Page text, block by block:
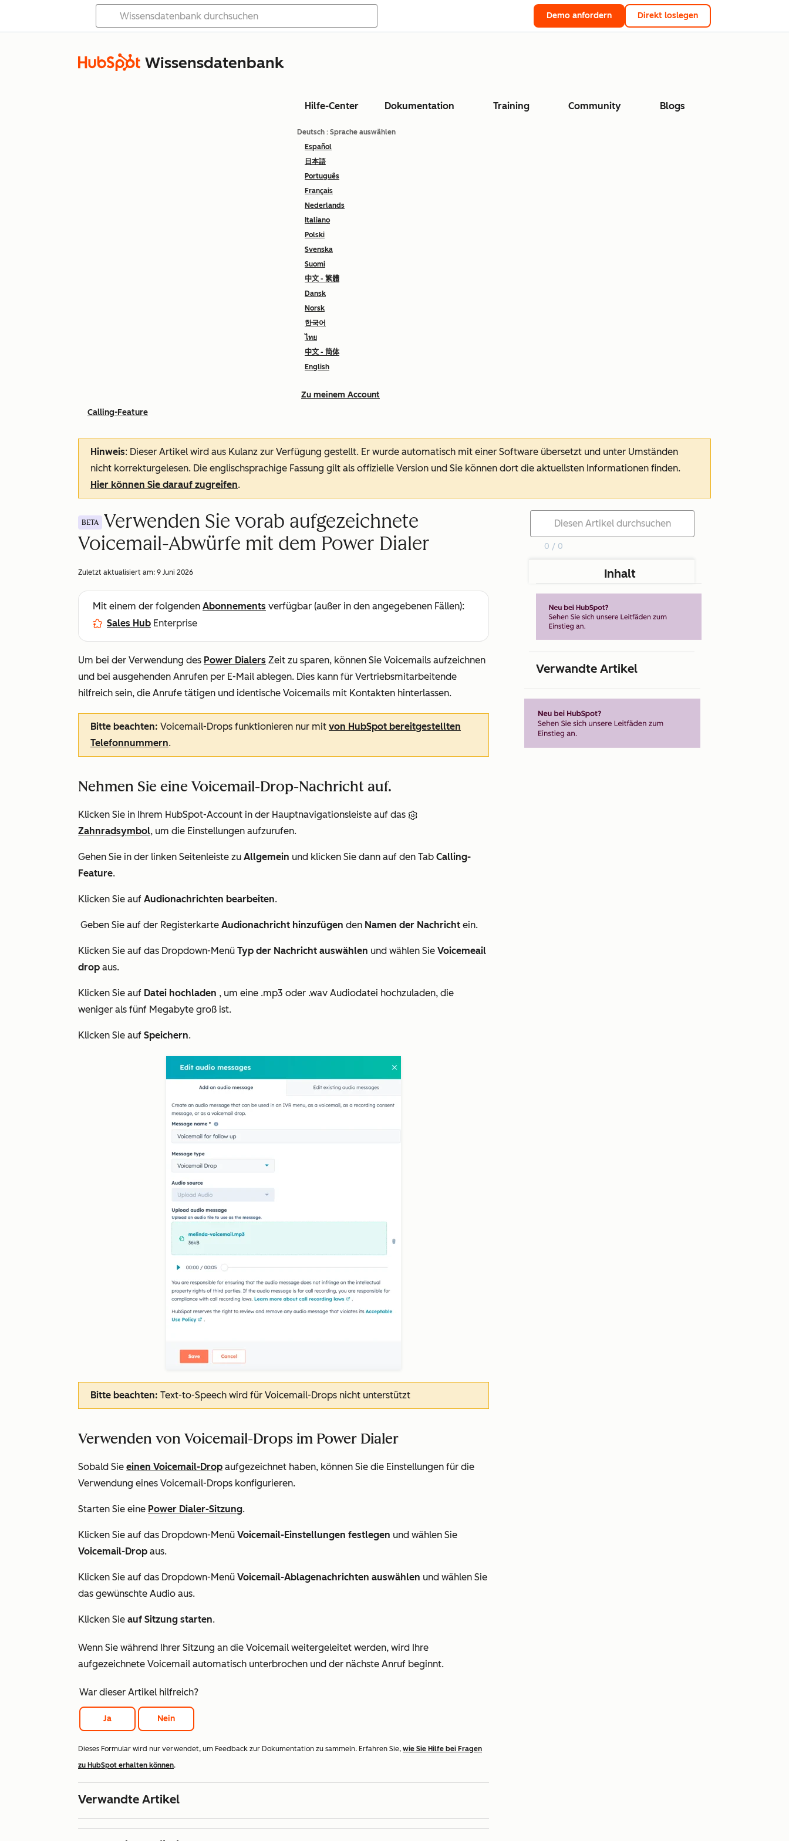
Demo anfordern Direkt loslegen
Wissensdatenbank
Hilfe-Center Dokumentation Training Community Blogs
Deutsch : Sprache auswählen
Español
日本語
Português
Français
Nederlands
Italiano
Polski
Svenska
Suomi
中文 - 繁體
Dansk
Norsk
한국어
ไทย
中文 - 简体
English
Zu meinem Account
Calling-Feature
Hinweis: Dieser Artikel wird aus Kulanz zur Verfügung gestellt. Er wurde automatisch mit einer Software übersetzt und unter Umständen
nicht korrekturgelesen. Die englischsprachige Fassung gilt als offizielle Version und Sie können dort die aktuellsten Informationen finden.
Hier können Sie darauf zugreifen.
BETA
Verwenden Sie vorab aufgezeichnete
Voicemail-Abwürfe mit dem Power Dialer
Zuletzt aktualisiert am: 9 Juni 2026
Mit einem der folgenden Abonnements verfügbar (außer in den angegebenen Fällen):
Sales Hub Enterprise
Um bei der Verwendung des Power Dialers Zeit zu sparen, können Sie Voicemails aufzeichnen
und bei ausgehenden Anrufen per E-Mail ablegen. Dies kann für Vertriebsmitarbeitende
hilfreich sein, die Anrufe tätigen und identische Voicemails mit Kontakten hinterlassen.
Bitte beachten: Voicemail-Drops funktionieren nur mit von HubSpot bereitgestellten
Telefonnummern.
Nehmen Sie eine Voicemail-Drop-Nachricht auf.
Klicken Sie in Ihrem HubSpot-Account in der Hauptnavigationsleiste auf das
Zahnradsymbol, um die Einstellungen aufzurufen.
Gehen Sie in der linken Seitenleiste zu Allgemein und klicken Sie dann auf den Tab Calling-
Feature.
Klicken Sie auf Audionachrichten bearbeiten.
Geben Sie auf der Registerkarte Audionachricht hinzufügen den Namen der Nachricht ein.
Klicken Sie auf das Dropdown-Menü Typ der Nachricht auswählen und wählen Sie Voicemeail
drop aus.
Klicken Sie auf Datei hochladen , um eine .mp3 oder .wav Audiodatei hochzuladen, die
weniger als fünf Megabyte groß ist.
Klicken Sie auf Speichern.
Bitte beachten: Text-to-Speech wird für Voicemail-Drops nicht unterstützt
Verwenden von Voicemail-Drops im Power Dialer
Sobald Sie einen Voicemail-Drop aufgezeichnet haben, können Sie die Einstellungen für die
Verwendung eines Voicemail-Drops konfigurieren.
Starten Sie eine Power Dialer-Sitzung.
Klicken Sie auf das Dropdown-Menü Voicemail-Einstellungen festlegen und wählen Sie
Voicemail-Drop aus.
Klicken Sie auf das Dropdown-Menü Voicemail-Ablagenachrichten auswählen und wählen Sie
das gewünschte Audio aus.
Klicken Sie auf Sitzung starten.
Wenn Sie während Ihrer Sitzung an die Voicemail weitergeleitet werden, wird Ihre
aufgezeichnete Voicemail automatisch unterbrochen und der nächste Anruf beginnt.
War dieser Artikel hilfreich?
Ja Nein
Dieses Formular wird nur verwendet, um Feedback zur Dokumentation zu sammeln. Erfahren Sie, wie Sie Hilfe bei Fragen
zu HubSpot erhalten können.
Verwandte Artikel
0 / 0
Inhalt
Verwandte Artikel